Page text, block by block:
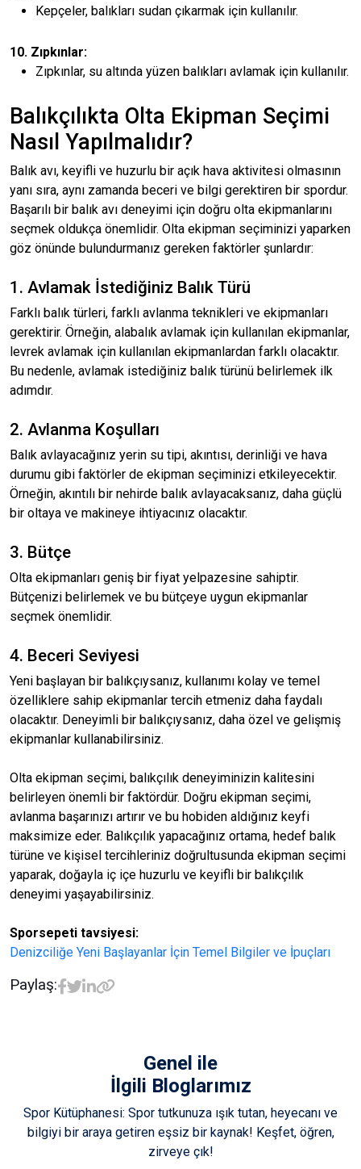
Kepçeler, balıkları sudan çıkarmak için kullanılır.
10. Zıpkınlar:
Zıpkınlar, su altında yüzen balıkları avlamak için kullanılır.
Balıkçılıkta Olta Ekipman Seçimi
Nasıl Yapılmalıdır?
Balık avı, keyifli ve huzurlu bir açık hava aktivitesi olmasının
yanı sıra, aynı zamanda beceri ve bilgi gerektiren bir spordur.
Başarılı bir balık avı deneyimi için doğru olta ekipmanlarını
seçmek oldukça önemlidir. Olta ekipman seçiminizi yaparken
göz önünde bulundurmanız gereken faktörler şunlardır:
1. Avlamak İstediğiniz Balık Türü
Farklı balık türleri, farklı avlanma teknikleri ve ekipmanları
gerektirir. Örneğin, alabalık avlamak için kullanılan ekipmanlar,
levrek avlamak için kullanılan ekipmanlardan farklı olacaktır.
Bu nedenle, avlamak istediğiniz balık türünü belirlemek ilk
adımdır.
2. Avlanma Koşulları
Balık avlayacağınız yerin su tipi, akıntısı, derinliği ve hava
durumu gibi faktörler de ekipman seçiminizi etkileyecektir.
Örneğin, akıntılı bir nehirde balık avlayacaksanız, daha güçlü
bir oltaya ve makineye ihtiyacınız olacaktır.
3. Bütçe
Olta ekipmanları geniş bir fiyat yelpazesine sahiptir.
Bütçenizi belirlemek ve bu bütçeye uygun ekipmanlar
seçmek önemlidir.
4. Beceri Seviyesi
Yeni başlayan bir balıkçıysanız, kullanımı kolay ve temel
özelliklere sahip ekipmanlar tercih etmeniz daha faydalı
olacaktır. Deneyimli bir balıkçıysanız, daha özel ve gelişmiş
ekipmanlar kullanabilirsiniz.
Olta ekipman seçimi, balıkçılık deneyiminizin kalitesini
belirleyen önemli bir faktördür. Doğru ekipman seçimi,
avlanma başarınızı artırır ve bu hobiden aldığınız keyfi
maksimize eder. Balıkçılık yapacağınız ortama, hedef balık
türüne ve kişisel tercihleriniz doğrultusunda ekipman seçimi
yaparak, doğayla iç içe huzurlu ve keyifli bir balıkçılık
deneyimi yaşayabilirsiniz.
Sporsepeti tavsiyesi:
Denizciliğe Yeni Başlayanlar İçin Temel Bilgiler ve İpuçları
Paylaş:
Genel ile
İlgili Bloglarımız
Spor Kütüphanesi: Spor tutkunuza ışık tutan, heyecanı ve
bilgiyi bir araya getiren eşsiz bir kaynak! Keşfet, öğren,
zirveye çık!